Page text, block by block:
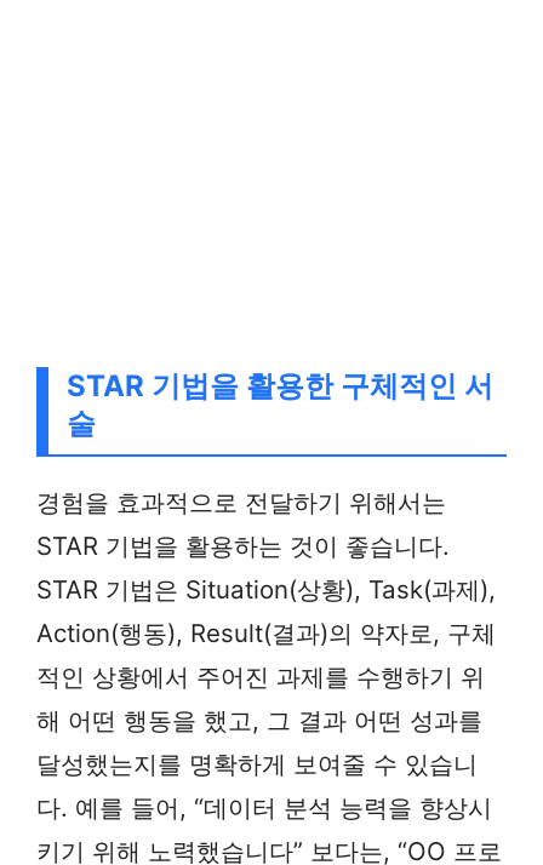
STAR 기법을 활용한 구체적인 서
술
경험을 효과적으로 전달하기 위해서는
STAR 기법을 활용하는 것이 좋습니다.
STAR 기법은 Situation(상황), Task(과제),
Action(행동), Result(결과)의 약자로, 구체
적인 상황에서 주어진 과제를 수행하기 위
해 어떤 행동을 했고, 그 결과 어떤 성과를
달성했는지를 명확하게 보여줄 수 있습니
다. 예를 들어, “데이터 분석 능력을 향상시
키기 위해 노력했습니다” 보다는, “OO 프로